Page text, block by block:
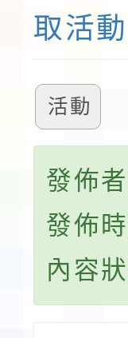
取活動
活動
發佈
發佈
內容